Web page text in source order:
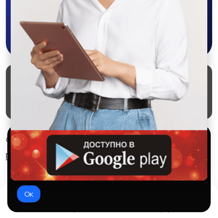
Копалки Грабли
Агродроны
Мульчеры Окучники
Скачать в Google Play
Маркеты Блог
О проекте
Служба поддержки
Удаление аккаунта
Партнерка
© 2026 SALEX МАРКЕТ
Правила сервиса
Конфиденциальность
Используем куки и рекомендательные
технологии
Это чтобы сайт работал лучше. Оставаясь с нами, вы
соглашаетесь на использование файлов куки.
Ок